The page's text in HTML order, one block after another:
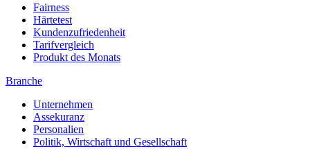
Fairness
Härtetest
Kundenzufriedenheit
Tarifvergleich
Produkt des Monats
Branche
Unternehmen
Assekuranz
Personalien
Politik, Wirtschaft und Gesellschaft